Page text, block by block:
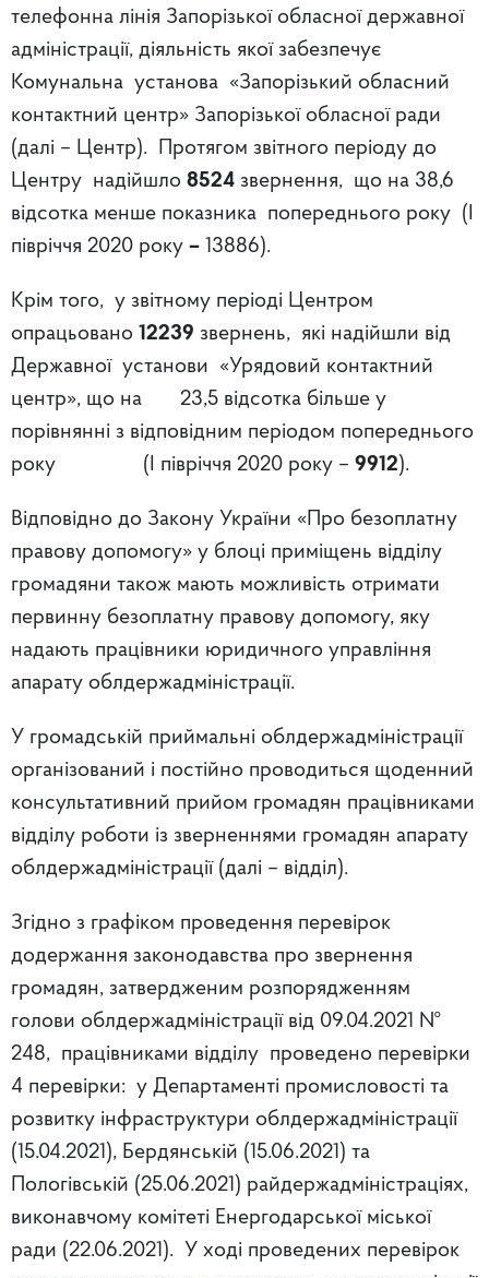
телефонна лінія Запорізької обласної державної
адміністрації, діяльність якої забезпечує
Комунальна установа «Запорізький обласний
контактний центр» Запорізької обласної ради
(далі – Центр). Протягом звітного періоду до
Центру надійшло 8524 звернення, що на 38,6
відсотка менше показника попереднього року (І
півріччя 2020 року – 13886).
Крім того, у звітному періоді Центром
опрацьовано 12239 звернень, які надійшли від
Державної установи «Урядовий контактний
центр», що на 23,5 відсотка більше у
порівнянні з відповідним періодом попереднього
року
(І півріччя 2020 року – 9912).
Відповідно до Закону України «Про безоплатну
правову допомогу» у блоці приміщень відділу
громадяни також мають можливість отримати
первинну безоплатну правову допомогу, яку
надають працівники юридичного управління
апарату облдержадміністрації.
У громадській приймальні облдержадміністрації
організований і постійно проводиться щоденний
консультативний прийом громадян працівниками
відділу роботи із зверненнями громадян апарату
облдержадміністрації (далі – відділ).
Згідно з графіком проведення перевірок
додержання законодавства про звернення
громадян, затвердженим розпорядженням
голови облдержадміністрації від 09.04.2021 №
248, працівниками відділу проведено перевірки
4 перевірки: у Департаменті промисловості та
розвитку інфраструктури облдержадміністрації
(15.04.2021), Бердянській (15.06.2021) та
Пологівській (25.06.2021) райдержадміністраціях,
виконавчому комітеті Енергодарської міської
ради (22.06.2021). У ході проведених перевірок